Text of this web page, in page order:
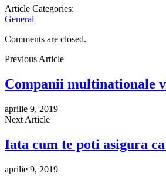
Article Categories:
General
Comments are closed.
Previous Article
Companii multinationale
aprilie 9, 2019
Next Article
Iata cum te poti asigura
aprilie 9, 2019